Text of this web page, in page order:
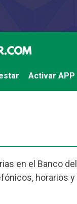
Activar APP
en el Banco
horarios